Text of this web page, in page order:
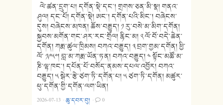
ལེ་ཚན་དྲུག་པ། དགོན་སྡེ་དང་། གྲགས་ཅན་མི་སྣ། གནའ་
ཤུལ། དང་པོ། དགོན་སྡེ། ཨང་། དགོན་པའི་མིང་། བཞེངས་
དུས། བཞེངས་མཁན། ཆོས་བརྒྱུད། ༡ རུ་བསེ་མ་མིག་དགོན།
སྐྱབས་མགོན་གང་ཤར་རང་གྲོལ། རྙིང་མ། ༢ ལོ་བོ་བདེ་ཆེན་
དགོན། ཀརྨ་ཚུལ་ཁྲིམས། བཀའ་བརྒྱུད། ༣ བྲག་གྱམ་དགོན། ཕྱི་
ལོ་ ༡༩༥༠། བླ་མ་ཀརྨ་ཡོན་ཏན། བཀའ་བརྒྱུད། ༤ སྟོང་མཚོ་མ་
ཎི་ལྷ་ཁང་། དཔོན་པོ་བསོད་ནམས་དཔལ་འབྱོར། བཀའ་
བརྒྱུད། ༥ སྒེར་རྩེ་ཙག་ཏི་དགོན་པ། ༥ ཙག་ཏི་དགོན། མཚུར་
ཕུ་དགོན་གྱི་དགོན་ལག་ཡིན།
2026-07-13 ·ཆུ་དབར་བུ། · 0